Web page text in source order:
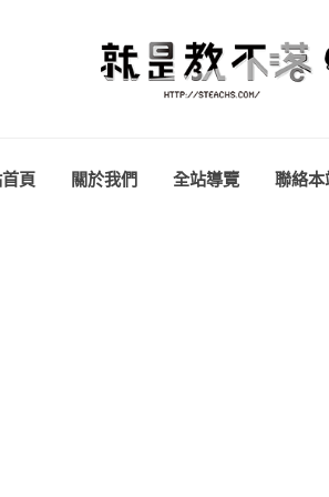
頁 關於我們 全站導覽 聯絡本